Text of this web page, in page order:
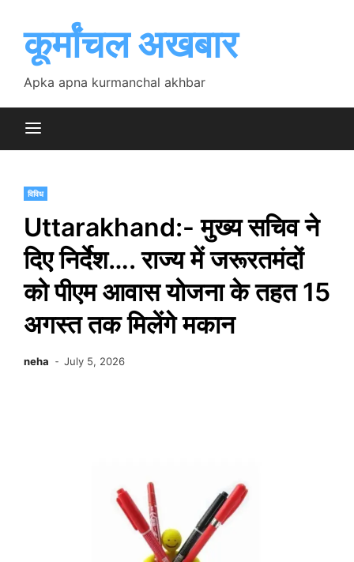
contentकूर्मांचल अखबार
Apka apna kurmanchal akhbar
विविध
Uttarakhand:- मुख्य सचिव ने
दिए निर्देश…. राज्य में जरूरतमंदों
को पीएम आवास योजना के तहत 15
अगस्त तक मिलेंगे मकान
neha July 5, 2026